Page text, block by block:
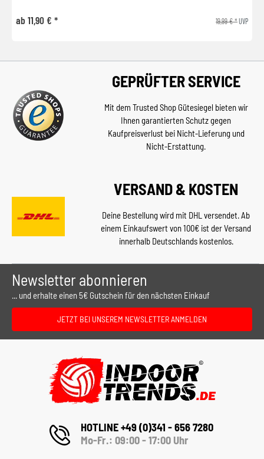
ab 11,90 € * 19,99 € *UVP
GEPRÜFTER SERVICE
Mit dem Trusted Shop Gütesiegel bieten wir
Ihnen garantierten Schutz gegen
Kaufpreisverlust bei Nicht-Lieferung und
Nicht-Erstattung.
VERSAND & KOSTEN
Deine Bestellung wird mit DHL versendet. Ab
einem Einkaufswert von 100€ ist der Versand
innerhalb Deutschlands kostenlos.
Newsletter abonnieren
... und erhalte einen 5€ Gutschein für den nächsten Einkauf
JETZT BEI UNSEREM NEWSLETTER ANMELDEN
HOTLINE +49 (0)341 - 656 7280
Mo-Fr.: 09:00 - 17:00 Uhr